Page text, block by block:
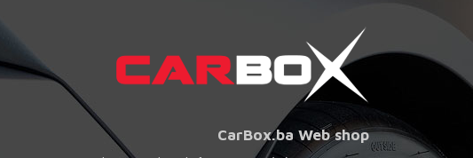
CarBox.ba Web shop